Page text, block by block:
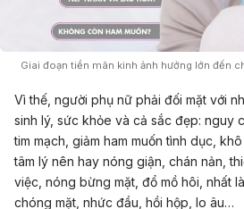
Giai đoạn tiền mãn kinh ảnh hưởng lớn đến
Vì thế, người phụ nữ phải đối mặt với
sinh lý, sức khỏe và cả sắc đẹp: nguy
tim mạch, giảm ham muốn tình dục,
tâm lý nên hay nóng giận, chán nản,
việc, nóng bừng mặt, đổ mồ hôi, nhất
chóng mặt, nhức đầu, hồi hộp, lo âu…